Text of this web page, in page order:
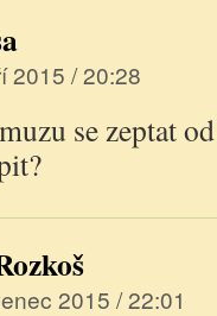
2015 / 20:28
se zeptat
2015 / 22:01